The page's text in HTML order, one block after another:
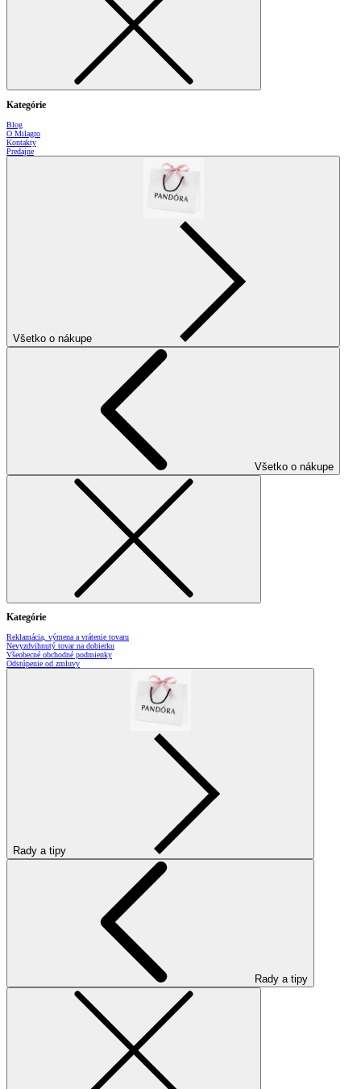
Kategórie
Blog
O Milagro
Kontakty
Predajne
Všetko o nákupe
Všetko o nákupe
Kategórie
Reklamácia, výmena a vrátenie tovaru
Nevyzdvihnutý tovar na dobierku
Všeobecné obchodné podmienky
Odstúpenie od zmluvy
Rady a tipy
Rady a tipy